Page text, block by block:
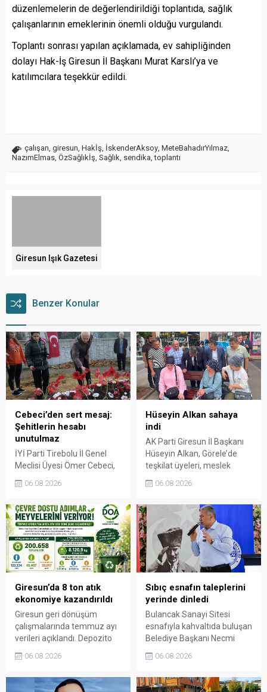
düzenlemelerin de değerlendirildiği toplantıda, sağlık
çalışanlarının emeklerinin önemli olduğu vurgulandı.
Toplantı sonrası yapılan açıklamada, ev sahipliğinden
dolayı Hak-İş Giresun İl Başkanı Murat Karslı’ya ve
katılımcılara teşekkür edildi.
çalışan, giresun, Hakİş, İskenderAksoy, MeteBahadırYılmaz,
NazımElmas, ÖzSağlıkİş, Sağlık, sendika,toplantı
Giresun Işık Gazetesi
Benzer Konular
Cebeci’den sert mesaj:
Şehitlerin hesabı
unutulmaz
İYİ Parti Tirebolu İl Genel
Meclisi Üyesi Ömer Cebeci,
Cemiyeti’nin Milli Mücadele
çekti. Cebeci, Giresun’un
bağımsızlık mücadelesinde
üstlendiği tarihi
sorumluluğun gelecek
nesillere doğru anlatılması
gerektiğini söyledi.
06.08.2026
Hüseyin Alkan sahaya
indi
AK Parti Giresun İl Başkanı
Hüseyin Alkan, Görele’de
teşkilat üyeleri, meslek
gelerek talep ve beklentileri
06.08.2026
Giresun’da 8 ton atık
ekonomiye kazandırıldı
Giresun geri dönüşüm
çalışmalarında temmuz ayı
verileri açıklandı. Depozito
uygulamasına destek veren
ambalajın çöpe gitmesini
06.08.2026
Sıbıç esnafın taleplerini
yerinde dinledi
Bulancak Sanayi Sitesi
esnafıyla kahvaltıda buluşan
Belediye Başkanı Necmi
planlanan çalışmaları
da yaşadığı sorunları ve
06.08.2026